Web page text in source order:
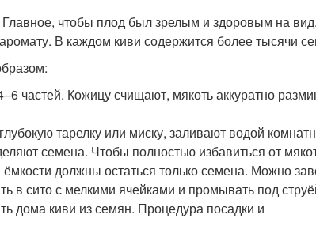
Главное, чтобы плод был зрелым и здоровым на
В каждом киви содержится более тысячи
частей. Кожицу счищают, мякоть аккуратно
тарелку или миску, заливают водой
семена. Чтобы полностью избавиться от
должны остаться только семена. Можно
в сито с мелкими ячейками и промывать под